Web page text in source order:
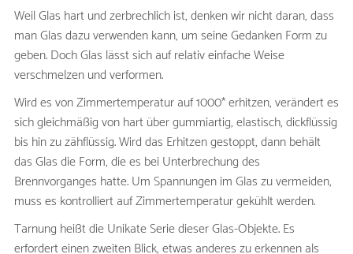
Weil Glas hart und zerbrechlich ist, denken wir nicht daran, dass
man Glas dazu verwenden kann, um seine Gedanken Form zu
geben. Doch Glas lässt sich auf relativ einfache Weise
verschmelzen und verformen.
Wird es von Zimmertemperatur auf 1000* erhitzen, verändert es
sich gleichmäßig von hart über gummiartig, elastisch, dickflüssig
bis hin zu zähflüssig. Wird das Erhitzen gestoppt, dann behält
das Glas die Form, die es bei Unterbrechung des
Brennvorganges hatte. Um Spannungen im Glas zu vermeiden,
muss es kontrolliert auf Zimmertemperatur gekühlt werden.
Tarnung heißt die Unikate Serie dieser Glas-Objekte. Es
erfordert einen zweiten Blick, etwas anderes zu erkennen als